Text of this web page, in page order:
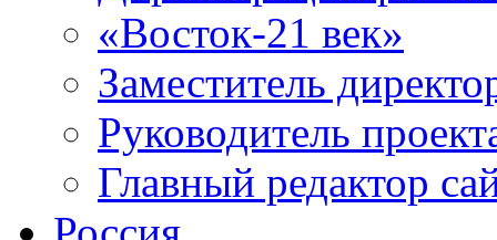
«Восток-21 век»
Заместитель
Руководитель
Главный редактор